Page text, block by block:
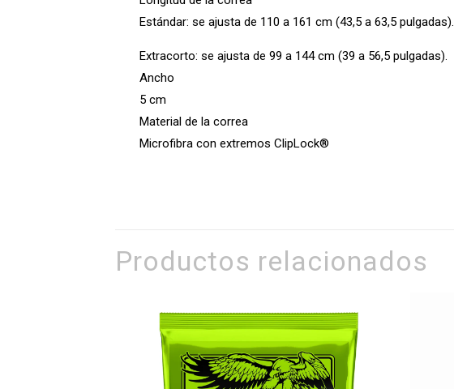
Estándar: se ajusta de 110 a 161 cm (43,5 a 63,5 pulgadas).
Extracorto: se ajusta de 99 a 144 cm (39 a 56,5 pulgadas).
Ancho
5 cm
Material de la correa
Microfibra con extremos ClipLock®
Productos relacionados